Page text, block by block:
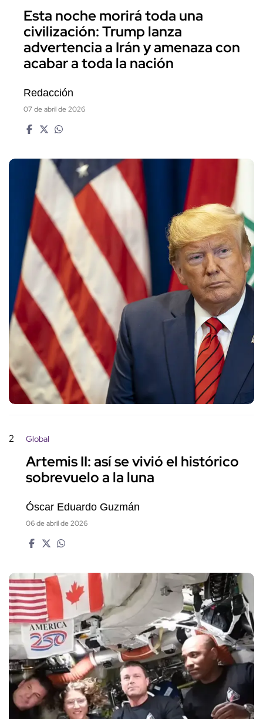
Esta noche morirá toda una
civilización: Trump lanza
advertencia a Irán y amenaza con
acabar a toda la nación
Redacción
07 de abril de 2026
2 Global
Artemis II: así se vivió el histórico
sobrevuelo a la luna
Óscar Eduardo Guzmán
06 de abril de 2026